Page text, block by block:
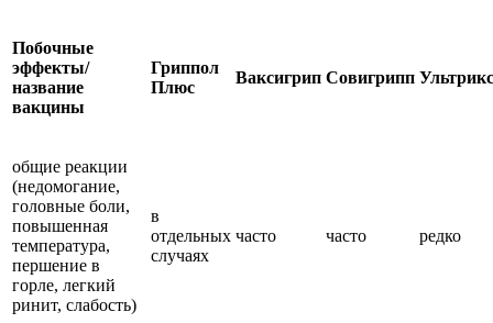
Побочные
эффекты/
название
вакцины
Гриппол
Плюс
Ваксигрип Совигрипп Ультрикс
общие реакции
(недомогание,
головные боли,
повышенная
температура,
першение в
горле, легкий
ринит, слабость)
в
отдельных
случаях
часто часто редко